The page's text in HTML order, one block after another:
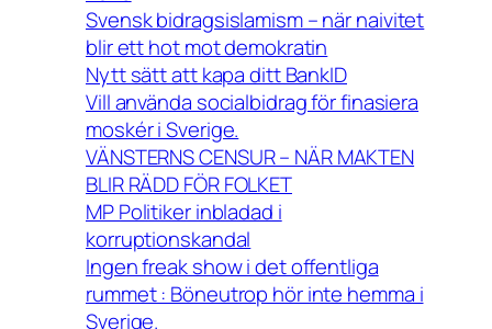
Svensk bidragsislamism – när naivitet
blir ett hot mot demokratin
Nytt sätt att kapa ditt BankID
Vill använda socialbidrag för finasiera
moskér i Sverige.
VÄNSTERNS CENSUR – NÄR MAKTEN
BLIR RÄDD FÖR FOLKET
MP Politiker inbladad i
korruptionskandal
Ingen freak show i det offentliga
rummet : Böneutrop hör inte hemma i
Sverige.